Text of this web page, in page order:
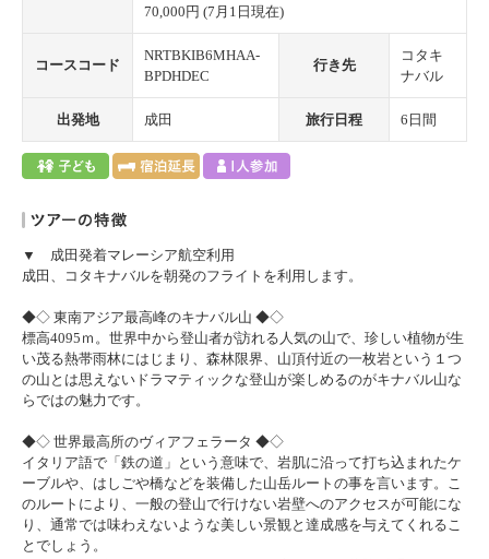
70,000円 (7月1日現在)
コースコード
NRTBKIB6MHAA-
BPDHDEC
行き先
コタキ
ナバル
出発地 成田 旅行日程 6日間
▼ 成田発着マレーシア航空利用
成田、コタキナバルを朝発のフライトを利用します。
◆◇ 東南アジア最高峰のキナバル山 ◆◇
標高4095ｍ。世界中から登山者が訪れる人気の山で、珍しい植物が生
い茂る熱帯雨林にはじまり、森林限界、山頂付近の一枚岩という１つ
の山とは思えないドラマティックな登山が楽しめるのがキナバル山な
らではの魅力です。
◆◇ 世界最高所のヴィアフェラータ ◆◇
イタリア語で「鉄の道」という意味で、岩肌に沿って打ち込まれたケ
ーブルや、はしごや橋などを装備した山岳ルートの事を言います。こ
のルートにより、一般の登山で行けない岩壁へのアクセスが可能にな
り、通常では味わえないような美しい景観と達成感を与えてくれるこ
とでしょう。